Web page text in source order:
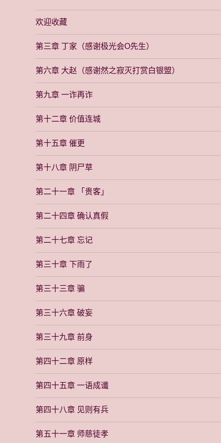
欢迎收藏
第三章 丁家（感谢极光会O先生）
第六章 大赵（感谢然之寂灭打赏白银盟）
第九章 一诈再诈
第十二章 价值连城
第十五章 催更
第十八章 阴尸草
第二十一章 「贵客」
第二十四章 确认真假
第二十七章 忘记
第三十章 下雨了
第三十三章 骗
第三十六章 破妄
第三十九章 前身
第四十二章 原样
第四十五章 一语成谶
第四十八章 见则有兵
第五十一章 师慈徒孝